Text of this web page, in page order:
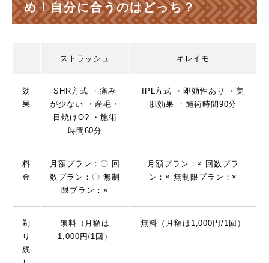
め！自分に合うのはどっち？
ストラッシュ キレイモ
効
果
SHR方式 ・痛み
が少ない ・産毛・
日焼けO? ・施術
時間60分
IPL方式 ・即効性あり ・美
肌効果 ・施術時間90分
料
金
月額プラン：〇 回
数プラン：〇 無制
限プラン：×
月額プラン：× 回数プラ
ン：× 無制限プラン：×
剃
り
残
無料（月額は
1,000円/1回）
無料（月額は1,000円/1回）